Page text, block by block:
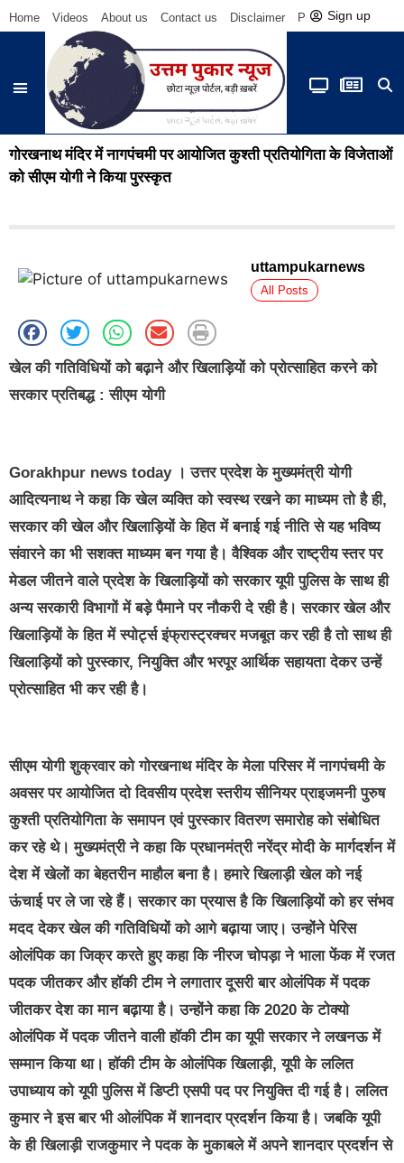
Home Videos About us Contact us Disclaimer Privacy Policy
Sign up
गोरखनाथ मंदिर में नागपंचमी पर आयोजित कुश्ती प्रतियोगिता के विजेताओं
को सीएम योगी ने किया पुरस्कृत
uttampukarnews
All Posts
खेल की गतिविधियों को बढ़ाने और खिलाड़ियों को प्रोत्साहित करने को
सरकार प्रतिबद्ध : सीएम योगी
Gorakhpur news today। उत्तर प्रदेश के मुख्यमंत्री योगी
आदित्यनाथ ने कहा कि खेल व्यक्ति को स्वस्थ रखने का माध्यम तो है ही,
सरकार की खेल और खिलाड़ियों के हित में बनाई गई नीति से यह भविष्य
संवारने का भी सशक्त माध्यम बन गया है। वैश्विक और राष्ट्रीय स्तर पर
मेडल जीतने वाले प्रदेश के खिलाड़ियों को सरकार यूपी पुलिस के साथ ही
अन्य सरकारी विभागों में बड़े पैमाने पर नौकरी दे रही है। सरकार खेल और
खिलाड़ियों के हित में स्पोर्ट्स इंफ्रास्ट्रक्चर मजबूत कर रही है तो साथ ही
खिलाड़ियों को पुरस्कार, नियुक्ति और भरपूर आर्थिक सहायता देकर उन्हें
प्रोत्साहित भी कर रही है।
सीएम योगी शुक्रवार को गोरखनाथ मंदिर के मेला परिसर में नागपंचमी के
अवसर पर आयोजित दो दिवसीय प्रदेश स्तरीय सीनियर प्राइजमनी पुरुष
कुश्ती प्रतियोगिता के समापन एवं पुरस्कार वितरण समारोह को संबोधित
कर रहे थे। मुख्यमंत्री ने कहा कि प्रधानमंत्री नरेंद्र मोदी के मार्गदर्शन में
देश में खेलों का बेहतरीन माहौल बना है। हमारे खिलाड़ी खेल को नई
ऊंचाई पर ले जा रहे हैं। सरकार का प्रयास है कि खिलाड़ियों को हर संभव
मदद देकर खेल की गतिविधियों को आगे बढ़ाया जाए। उन्होंने पेरिस
ओलंपिक का जिक्र करते हुए कहा कि नीरज चोपड़ा ने भाला फेंक में रजत
पदक जीतकर और हॉकी टीम ने लगातार दूसरी बार ओलंपिक में पदक
जीतकर देश का मान बढ़ाया है। उन्होंने कहा कि 2020 के टोक्यो
ओलंपिक में पदक जीतने वाली हॉकी टीम का यूपी सरकार ने लखनऊ में
सम्मान किया था। हॉकी टीम के ओलंपिक खिलाड़ी, यूपी के ललित
उपाध्याय को यूपी पुलिस में डिप्टी एसपी पद पर नियुक्ति दी गई है। ललित
कुमार ने इस बार भी ओलंपिक में शानदार प्रदर्शन किया है। जबकि यूपी
के ही खिलाड़ी राजकुमार ने पदक के मुकाबले में अपने शानदार प्रदर्शन से